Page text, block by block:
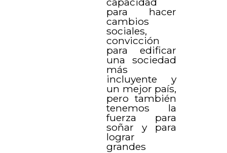
para hacer
cambios
sociales,
convicción
para edificar
una sociedad
más
incluyente y
un mejor país,
pero también
tenemos la
fuerza para
soñar y para
lograr
grandes